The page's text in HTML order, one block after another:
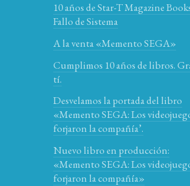
10 años de Star-T Magazine
Fallo de Sistema
A la venta «Memento SEGA»
Cumplimos 10 años de libros.
tí.
Desvelamos la portada del libro
«Memento SEGA: Los
forjaron la compañía’.
Nuevo libro en producción:
«Memento SEGA: Los
forjaron la compañía»